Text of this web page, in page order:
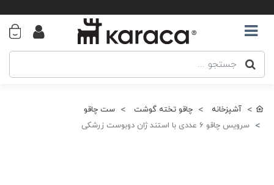
آشپزخانه چاقو تخته گوشت
ست چاقو
سرویس چاقو 6 عددی با استند ژان دوبوست زرشکی